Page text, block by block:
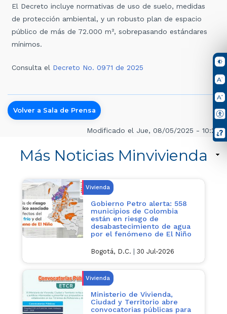
El Decreto incluye normativas de uso de suelo, medidas
de protección ambiental, y un robusto plan de espacio
público de más de 72.000 m², sobrepasando estándares
mínimos.
Consulta el Decreto No. 0971 de 2025
Volver a Sala de Prensa
Modificado el Jue, 08/05/2025 - 10:22
Más Noticias Minvivienda
Vivienda
Gobierno Petro alerta: 558
municipios de Colombia
están en riesgo de
desabastecimiento de agua
por el fenómeno de El Niño
Bogotá, D.C. 30 Jul-2026
Vivienda
Ministerio de Vivienda,
Ciudad y Territorio abre
convocatorias públicas para